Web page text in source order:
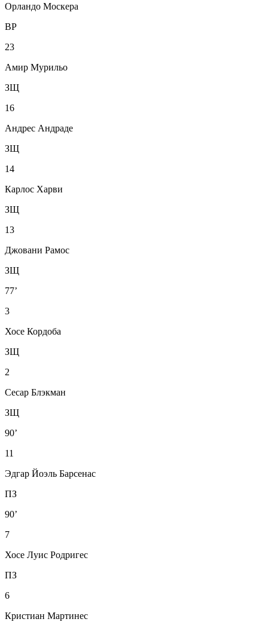
Орландо Москера
ВР
23
Амир Мурильо
ЗЩ
16
Андрес Андраде
ЗЩ
14
Карлос Харви
ЗЩ
13
Джовани Рамос
ЗЩ
77’
3
Хосе Кордоба
ЗЩ
2
Сесар Блэкман
ЗЩ
90’
11
Эдгар Йоэль Барсенас
ПЗ
90’
7
Хосе Луис Родригес
ПЗ
6
Кристиан Мартинес